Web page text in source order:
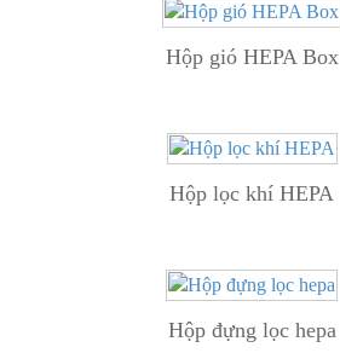
Hộp gió HEPA Box
Hộp lọc khí HEPA
Hộp đựng lọc hepa